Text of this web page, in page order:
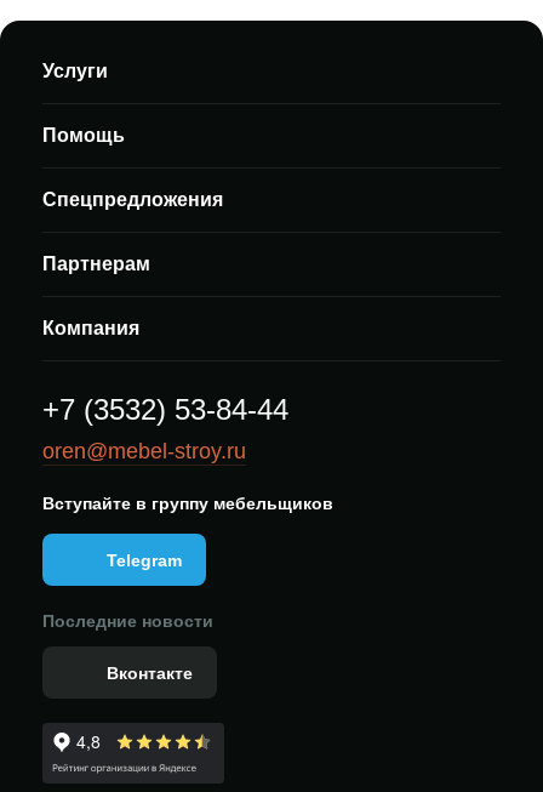
Услуги
Помощь
Спецпредложения
Партнерам
Компания
+7 (3532) 53-84-44
oren@mebel-stroy.ru
Вступайте в группу мебельщиков
Telegram
Последние новости
Вконтакте